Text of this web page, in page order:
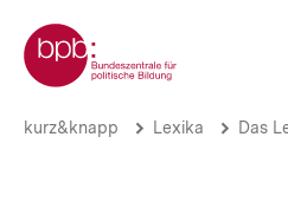
zum
Seiteninhalt
springen
Zur Startseite der bpb
Produzentenrente
Brotkrümelnavigation
kurz&knapp Lexika Das